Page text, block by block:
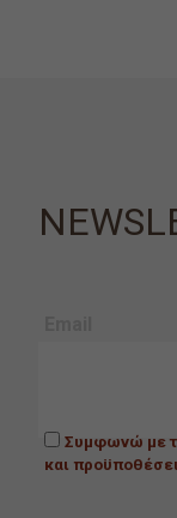
Συμφωνώ με
και